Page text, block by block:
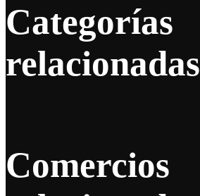
Categorías
relacionadas
Comercios